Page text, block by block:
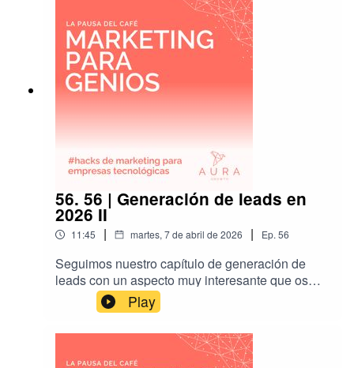
56. 56 | Generación de leads en
2026 II
11:45 | martes, 7 de abril de 2026 | Ep. 56
Seguimos nuestro capítulo de generación de
leads con un aspecto muy interesante que os
puede ayudar mucho a lograr campañas
exitosas.
Play